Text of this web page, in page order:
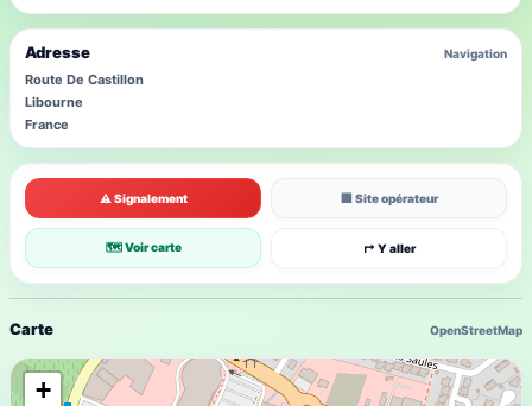
Carte OpenStreetMap
+
⚠ Signalement 🏢 Site opérateur
🗺 Voir carte ↱ Y aller
Adresse Navigation
Route De Castillon
Libourne
France